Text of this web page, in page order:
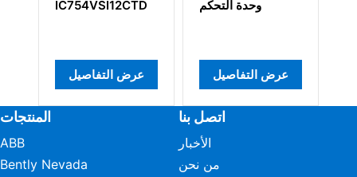
وحدة التحكم
عرض التفاصيل
IS200JPDGH1ABC
عرض التفاصيل
المنتجات
ABB
Bently Nevada
اتصل بنا
الأخبار
من نحن